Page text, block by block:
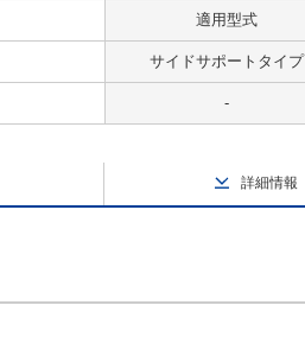
適用型式
サイドサポートタイプ
-
詳細情報